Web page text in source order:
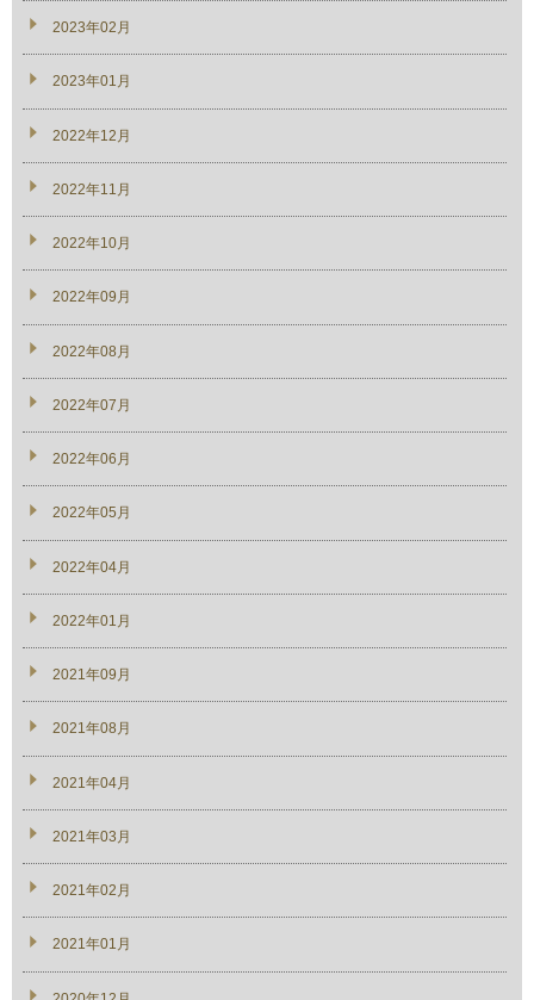
2023年02月
2023年01月
2022年12月
2022年11月
2022年10月
2022年09月
2022年08月
2022年07月
2022年06月
2022年05月
2022年04月
2022年01月
2021年09月
2021年08月
2021年04月
2021年03月
2021年02月
2021年01月